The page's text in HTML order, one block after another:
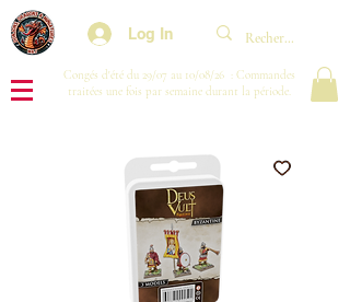
Log In
Congés d'été du 29/07 au 10/08/26 : Commandes
traitées une fois par semaine durant la période.